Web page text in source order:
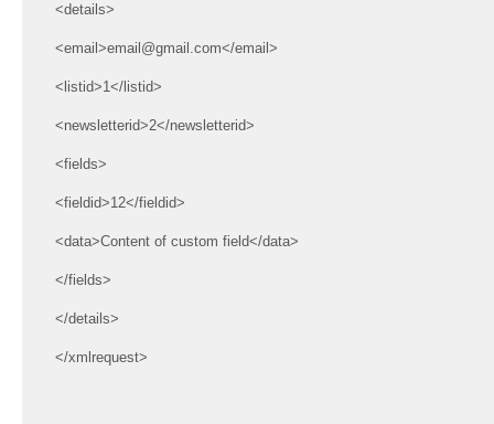
<details>
<email>email@gmail.com</email>
<listid>1</listid>
<newsletterid>2</newsletterid>
<fields>
<fieldid>12</fieldid>
<data>Content of custom field</data>
</fields>
</details>
</xmlrequest>